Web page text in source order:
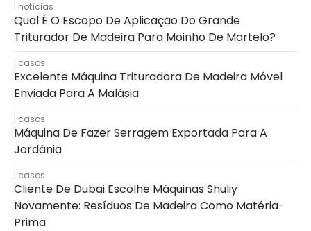
notícias
Qual É O Escopo De Aplicação Do Grande
Triturador De Madeira Para Moinho De Martelo?
casos
Excelente Máquina Trituradora De Madeira Móvel
Enviada Para A Malásia
casos
Máquina De Fazer Serragem Exportada Para A
Jordânia
casos
Cliente De Dubai Escolhe Máquinas Shuliy
Novamente: Resíduos De Madeira Como Matéria-
Prima